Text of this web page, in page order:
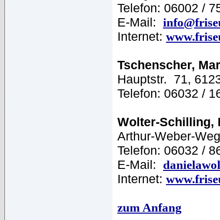
Telefon: 06002 /
E-Mail:
Internet:
Tschenscher,
Hauptstr. 71,
Telefon: 06032 /
Wolter-Schilling,
Arthur-Weber-
Telefon: 06032 /
E-Mail:
Internet:
zum Anfang